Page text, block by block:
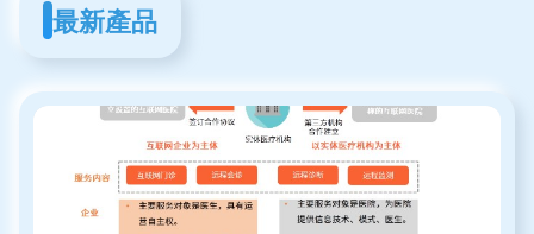
最新產品